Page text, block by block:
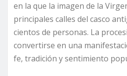
en la que la imagen de la
principales calles del casco
cientos de personas. La
convertirse en una
fe, tradición y sentimiento